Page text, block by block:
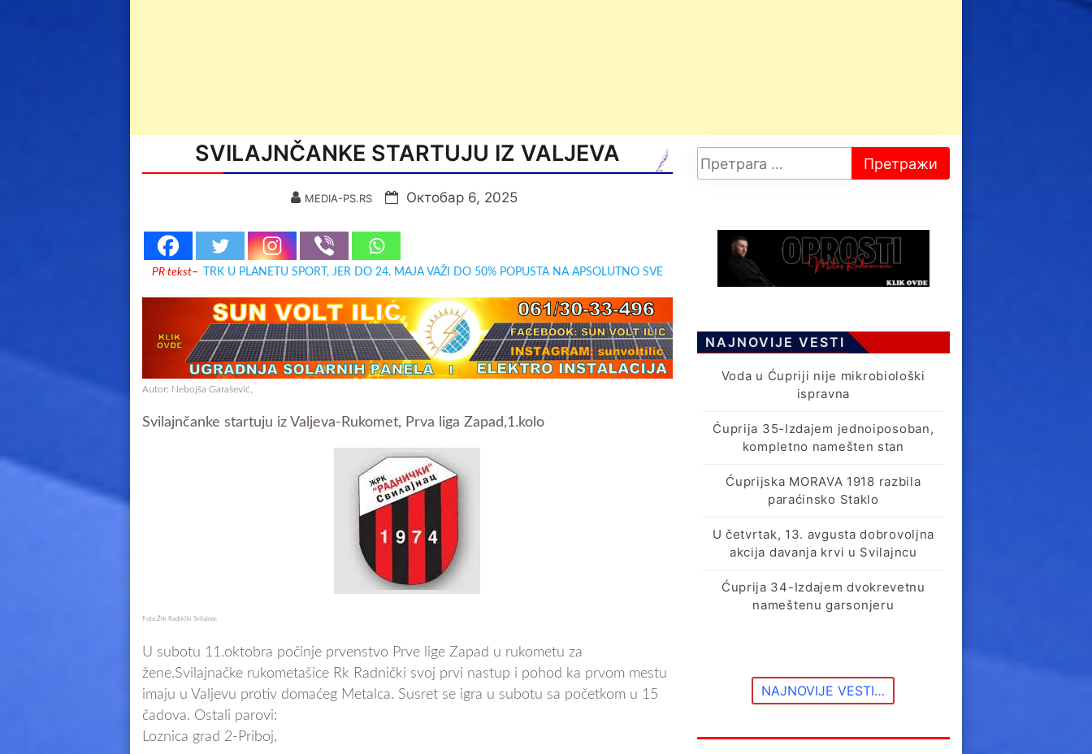
SVILAJNČANKE STARTUJU IZ VALJEVA
MEDIA-PS.RS Октобар 6, 2025
PR tekst– TRK U PLANETU SPORT, JER DO 24. MAJA VAŽI DO 50% POPUSTA NA APSOLUTNO SVE
Autor: Nebojša Garašević,
Svilajnčanke startuju iz Valjeva-Rukomet, Prva liga Zapad,1.kolo
Foto:Žrk Radnički Svilajnac
U subotu 11.oktobra počinje prvenstvo Prve lige Zapad u rukometu za
žene.Svilajnačke rukometašice Rk Radnički svoj prvi nastup i pohod ka prvom mestu
imaju u Valjevu protiv domaćeg Metalca. Susret se igra u subotu sa početkom u 15
čadova. Ostali parovi:
Loznica grad 2-Priboj,
NAJNOVIJE VESTI
Voda u Ćupriji nije mikrobiološki
ispravna
Ćuprija 35-Izdajem jednoiposoban,
kompletno namešten stan
Ćuprijska MORAVA 1918 razbila
paraćinsko Staklo
U četvrtak, 13. avgusta dobrovoljna
akcija davanja krvi u Svilajncu
Ćuprija 34-Izdajem dvokrevetnu
nameštenu garsonjeru
NAJNOVIJE VESTI…